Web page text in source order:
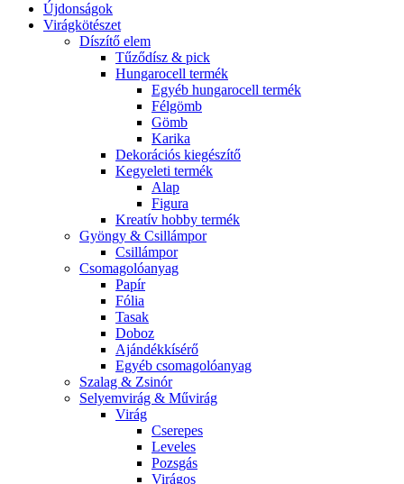
Újdonságok
Virágkötészet
Díszítő elem
Tűződísz & pick
Hungarocell termék
Egyéb hungarocell termék
Félgömb
Gömb
Karika
Dekorációs kiegészítő
Kegyeleti termék
Alap
Figura
Kreatív hobby termék
Gyöngy & Csillámpor
Csillámpor
Csomagolóanyag
Papír
Fólia
Tasak
Doboz
Ajándékkísérő
Egyéb csomagolóanyag
Szalag & Zsinór
Selyemvirág & Művirág
Virág
Cserepes
Leveles
Pozsgás
Virágos